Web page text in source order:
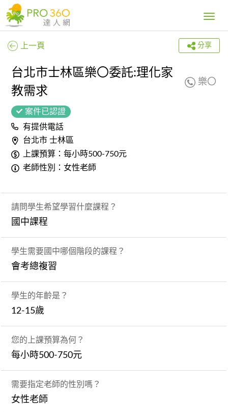
Toggle
上一頁 分享
台北市士林區樂〇委託:理化家
教需求
樂〇
案件已認證
有提供電話
台北市 士林區
上課預算：每小時500-750元
老師性別：女性老師
請問學生希望學習什麼課程？
國中課程
學生需要國中哪個階段的課程？
會考總複習
學生的年齡是？
12-15歲
您的上課預算為何？
每小時500-750元
需要指定老師的性別嗎？
女性老師